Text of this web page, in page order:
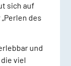
sich auf
des
und
viel